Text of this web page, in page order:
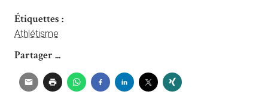
Étiquettes :
Athlétisme
Partager ...